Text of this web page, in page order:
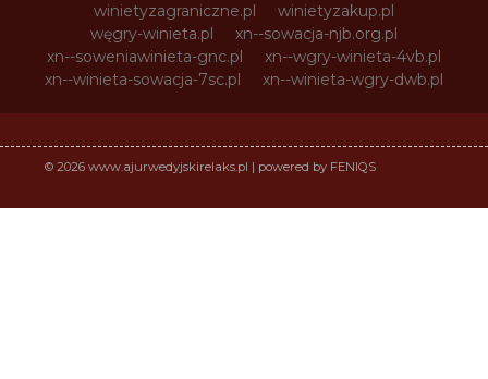
winietyzagraniczne.pl
winietyzakup.pl
węgry-winieta.pl
xn--sowacja-njb.org.pl
xn--soweniawinieta-gnc.pl
xn--wgry-winieta-4vb.pl
xn--winieta-sowacja-7sc.pl
xn--winieta-wgry-dwb.pl
© 2026 www.ajurwedyjskirelaks.pl | powered by FENIQS